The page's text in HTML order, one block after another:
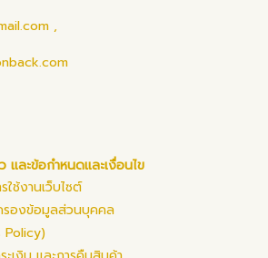
,
และข้อกำหนดและเงื่อนไข
ใช้งานเว็บไซต์
รองข้อมูลส่วนบุคคล
Policy)